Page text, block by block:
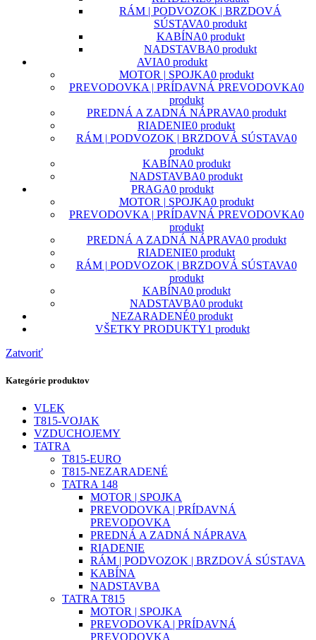
RÁM | PODVOZOK | BRZDOVÁ
SÚSTAVA0 produkt
KABÍNA0 produkt
NADSTAVBA0 produkt
AVIA0 produkt
MOTOR | SPOJKA0 produkt
PREVODOVKA | PRÍDAVNÁ PREVODOVKA0
produkt
PREDNÁ A ZADNÁ NÁPRAVA0 produkt
RIADENIE0 produkt
RÁM | PODVOZOK | BRZDOVÁ SÚSTAVA0
produkt
KABÍNA0 produkt
NADSTAVBA0 produkt
PRAGA0 produkt
MOTOR | SPOJKA0 produkt
PREVODOVKA | PRÍDAVNÁ PREVODOVKA0
produkt
PREDNÁ A ZADNÁ NÁPRAVA0 produkt
RIADENIE0 produkt
RÁM | PODVOZOK | BRZDOVÁ SÚSTAVA0
produkt
KABÍNA0 produkt
NADSTAVBA0 produkt
NEZARADENÉ0 produkt
VŠETKY PRODUKTY1 produkt
Zatvoriť
Kategórie produktov
VLEK
T815-VOJAK
VZDUCHOJEMY
TATRA
T815-EURO
T815-NEZARADENÉ
TATRA 148
MOTOR | SPOJKA
PREVODOVKA | PRÍDAVNÁ
PREVODOVKA
PREDNÁ A ZADNÁ NÁPRAVA
RIADENIE
RÁM | PODVOZOK | BRZDOVÁ SÚSTAVA
KABÍNA
NADSTAVBA
TATRA T815
MOTOR | SPOJKA
PREVODOVKA | PRÍDAVNÁ
PREVODOVKA